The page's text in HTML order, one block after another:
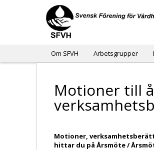
Om SFVH Arbetsgrupper
Motioner till
Motioner,
hittar du på Årsmöte /